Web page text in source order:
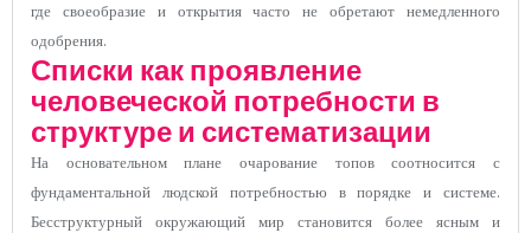
где своеобразие и открытия часто не обретают немедленного
одобрения.
Списки как проявление
человеческой потребности в
структуре и систематизации
На основательном плане очарование топов соотносится с
фундаментальной людской потребностью в порядке и системе.
Бесструктурный окружающий мир становится более ясным и